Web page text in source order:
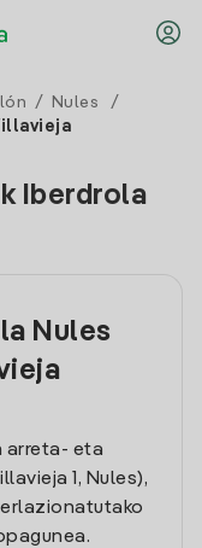
/ Nules
/
Iberdrola
Nules
arreta- eta
1, Nules),